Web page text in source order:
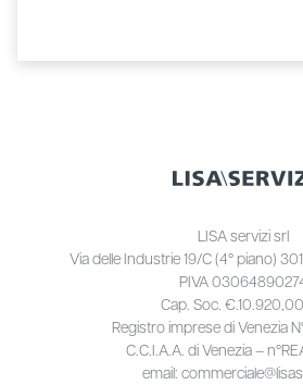
LISA servizi srl
Via delle Industrie 19/C (4° piano)
PIVA
Cap. Soc.
Registro imprese di Venezia
C.C.I.A.A. di Venezia –
email: